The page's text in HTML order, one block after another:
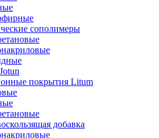
сополимеры
покрытия Litum
добавка